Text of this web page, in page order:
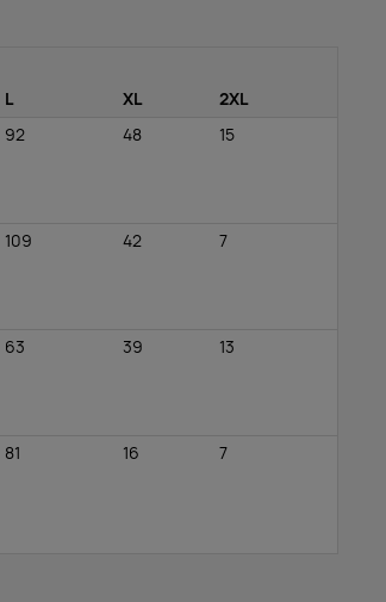
L XL 2XL
92 48 15
109 42 7
63 39 13
81 16 7